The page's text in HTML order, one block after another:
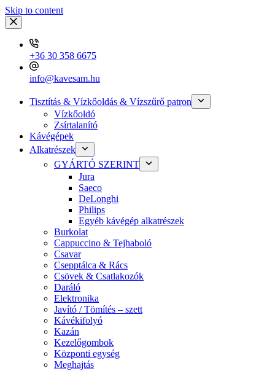
Skip to content
+36 30 358 6675
info@kavesam.hu
Tisztítás & Vízkőoldás & Vízszűrő patron
Vízkőoldó
Zsírtalanító
Kávégépek
Alkatrészek
GYÁRTÓ SZERINT
Jura
Saeco
DeLonghi
Philips
Egyéb kávégép alkatrészek
Burkolat
Cappuccino & Tejhaboló
Csavar
Csepptálca & Rács
Csövek & Csatlakozók
Daráló
Elektronika
Javító / Tömítés – szett
Kávékifolyó
Kazán
Kezelőgombok
Központi egység
Meghajtás